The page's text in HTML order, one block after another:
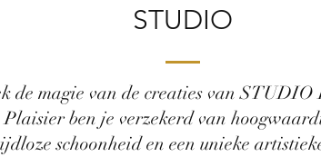
STUDIO
de magie van de creaties van
ben je verzekerd van
schoonheid en een unieke